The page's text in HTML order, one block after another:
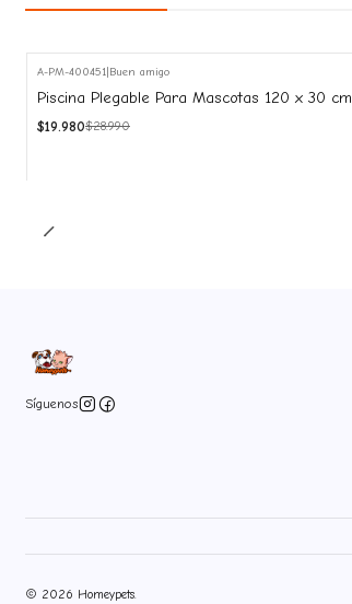
-31%
OFF
A-PM-400451 Buen amigo
Piscina Plegable Para Mascotas 120 x 30 cm
$19.980$28.990
Síguenos
2026 Homeypets.